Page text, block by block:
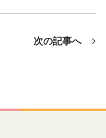
次の記事へ